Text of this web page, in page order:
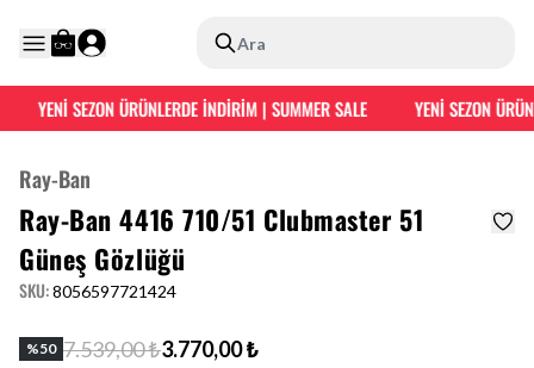
Ara
YENİ SEZON ÜRÜNLERDE İNDİRİM | SUMMER SALE YENİ SEZON
Ray-Ban
Ray-Ban 4416 710/51 Clubmaster 51
Güneş Gözlüğü
SKU:8056597721424
%50 7.539,00 ₺3.770,00 ₺